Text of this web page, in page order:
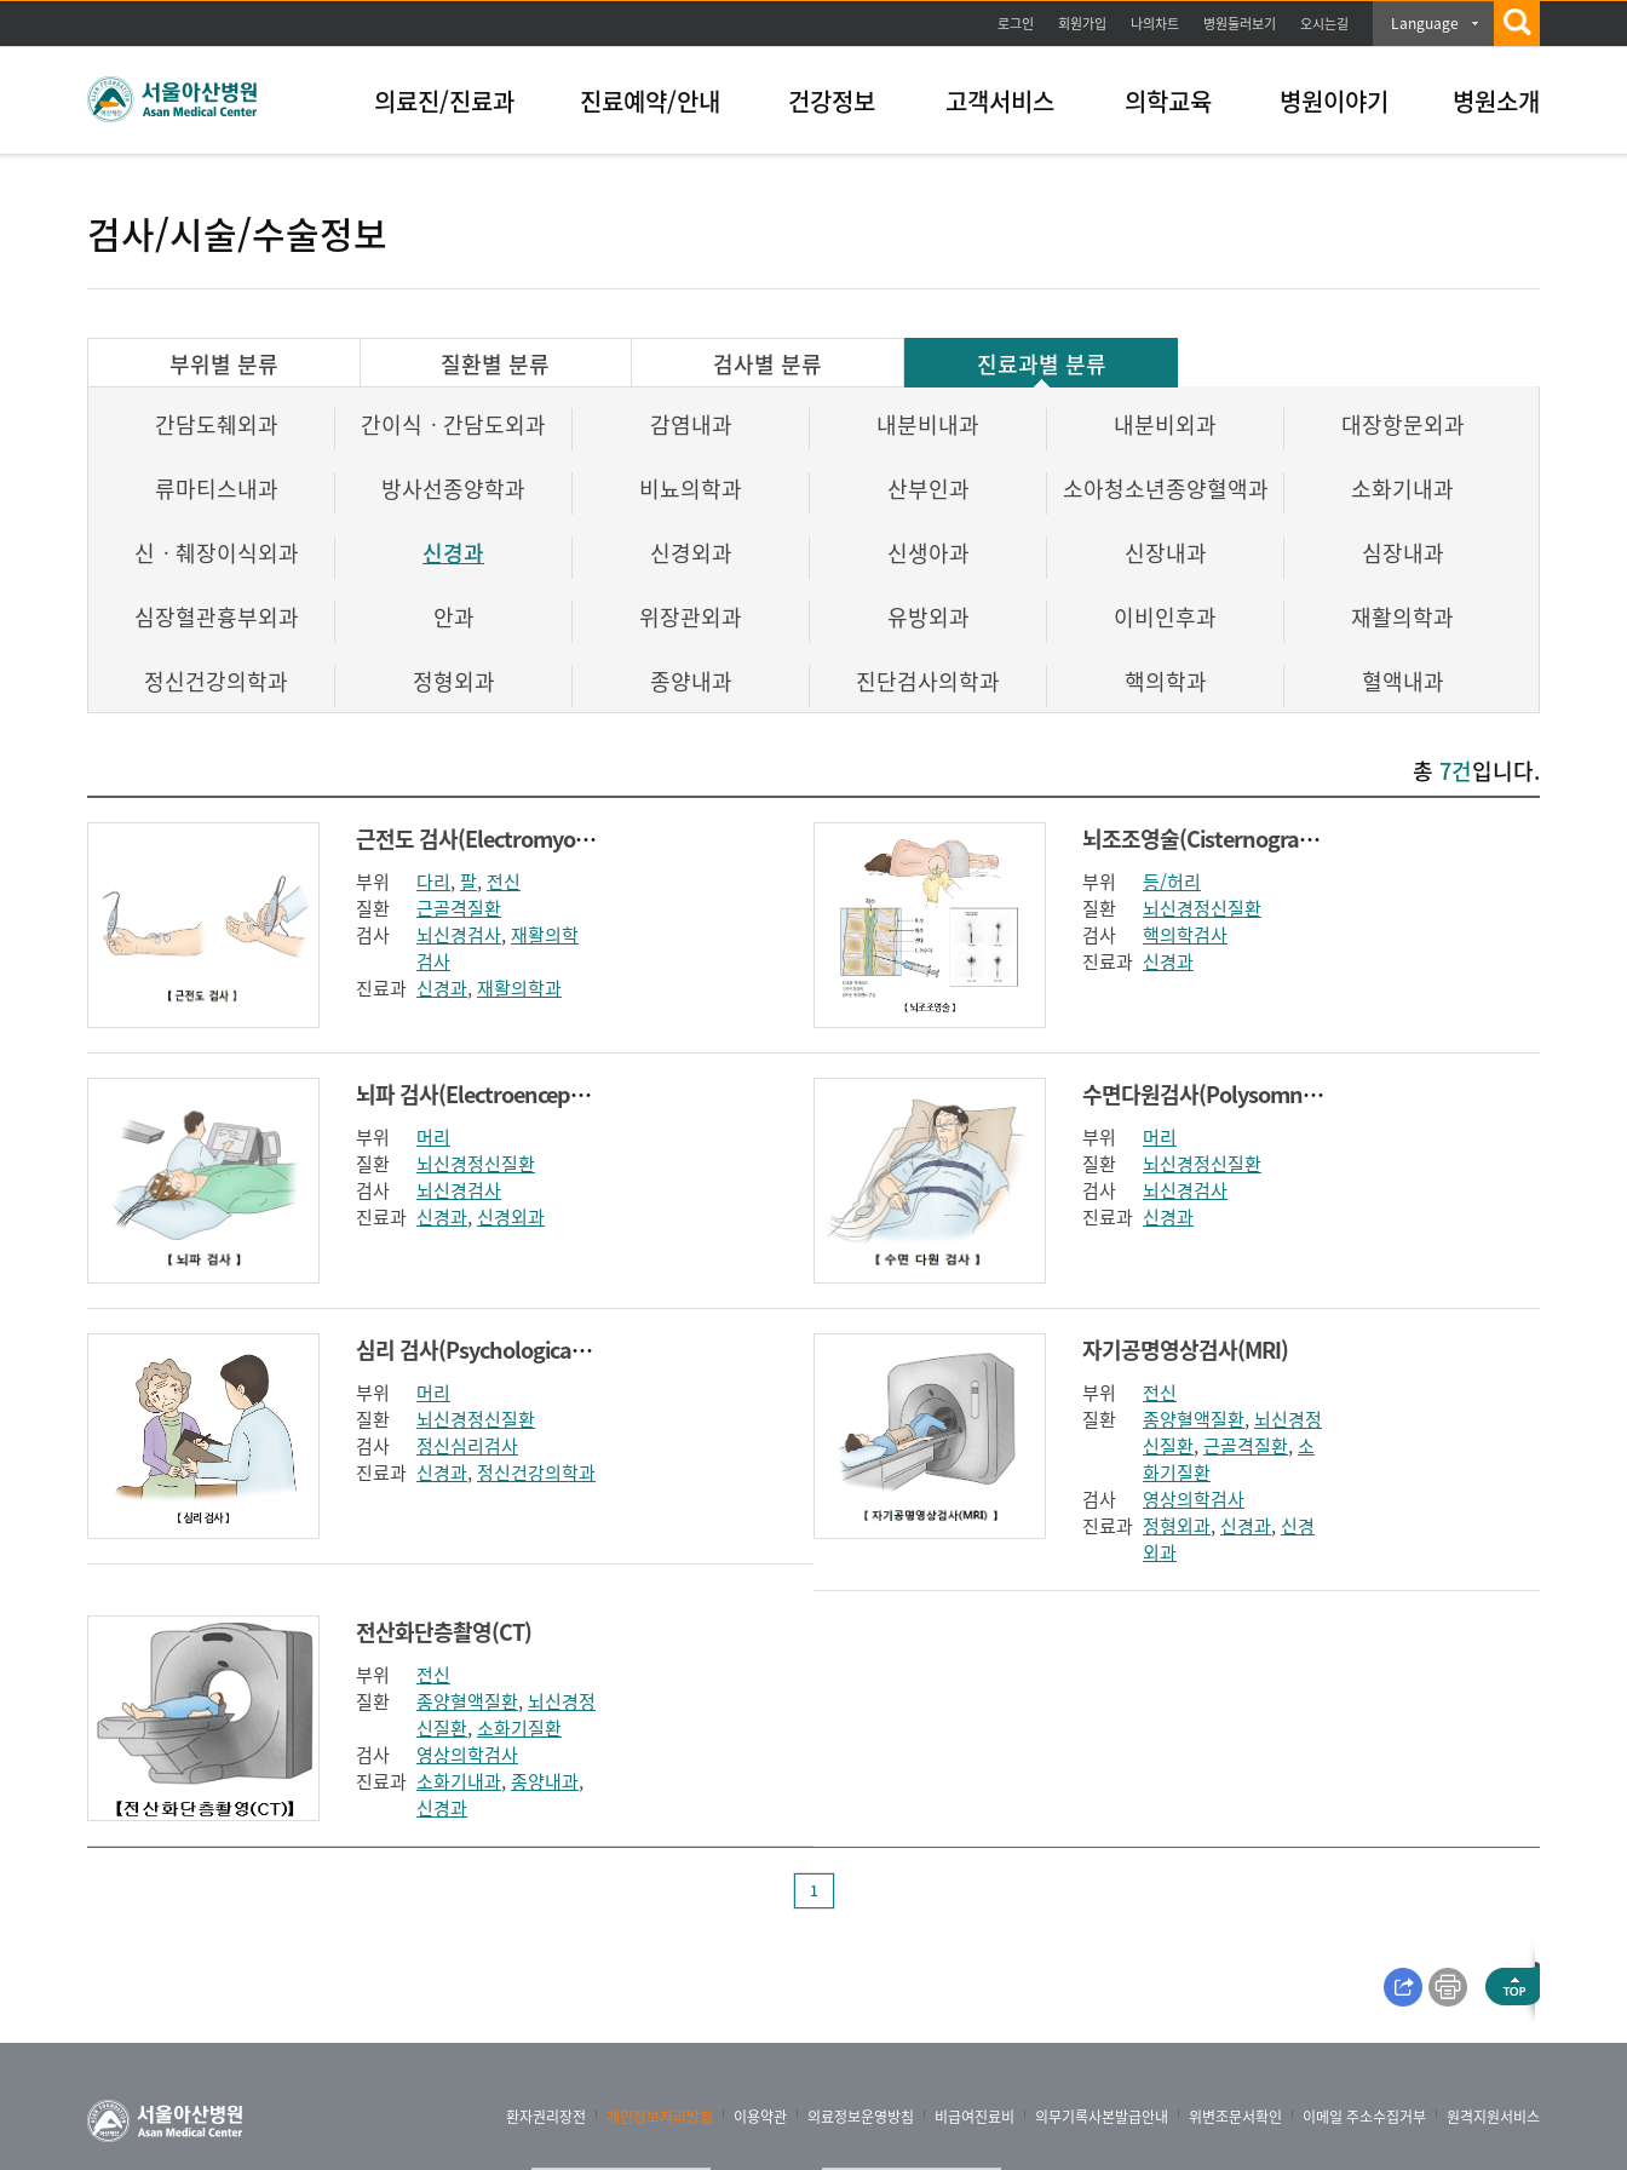
본문바로가기
로그인 회원가입 나의차트 병원둘러보기 오시는길 Language
의료진/진료과 진료예약/안내 건강정보 고객서비스 의학교육 병원이야기 병원소개
검사/시술/수술정보
부위별 분류 질환별 분류 검사별 분류
진료과별 분류
간담도췌외과
간이식ㆍ간담도외과 감염내과 내분비내과 내분비외과
대장항문외과
류마티스내과
방사선종양학과 비뇨의학과 산부인과 소아청소년종양혈액과
소화기내과
신ㆍ췌장이식외과
신경과 신경외과 신생아과 신장내과
심장내과
심장혈관흉부외과
안과 위장관외과 유방외과 이비인후과
재활의학과
정신건강의학과
정형외과 종양내과 진단검사의학과 핵의학과
혈액내과
총 7건입니다.
근전도 검사(Electromyography)
부위 다리,팔, 전신
질환
근골격질환
검사
뇌신경검사,재활의학
검사
진료과 신경과,재활의학과
뇌조조영술(Cisternography)
부위
등/허리
질환
뇌신경정신질환
검사
핵의학검사
진료과 신경과
뇌파 검사(Electroencephalography)
부위
머리
질환
뇌신경정신질환
검사
뇌신경검사
진료과 신경과, 신경외과
수면다원검사(Polysomnography)
부위
머리
질환
뇌신경정신질환
검사
뇌신경검사
진료과 신경과
심리 검사(Psychological testing )
부위
머리
질환
뇌신경정신질환
검사
정신심리검사
진료과 신경과, 정신건강의학과
자기공명영상검사(MRI)
부위
전신
질환
종양혈액질환, 뇌신경정
신질환,근골격질환,소
화기질환
검사
영상의학검사
진료과 정형외과, 신경과, 신경
외과
전산화단층촬영(CT)
부위
전신
질환
종양혈액질환, 뇌신경정
신질환,소화기질환
검사
영상의학검사
진료과 소화기내과,종양내과,
신경과
1
환자권리장전 개인정보처리방침 이용약관 의료정보운영방침 비급여진료비 의무기록사본발급안내 위변조문서확인 이메일 주소수집거부 원격지원서비스